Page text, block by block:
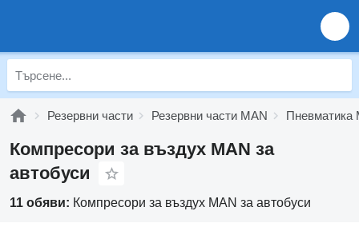
Резервни части Резервни части MAN Пневматика
Компресори за въздух MAN за
автобуси
11 обяви: Компресори за въздух MAN за автобуси